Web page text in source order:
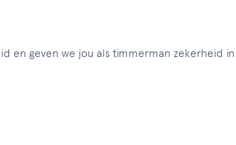
en geven we jou als timmerman zekerheid